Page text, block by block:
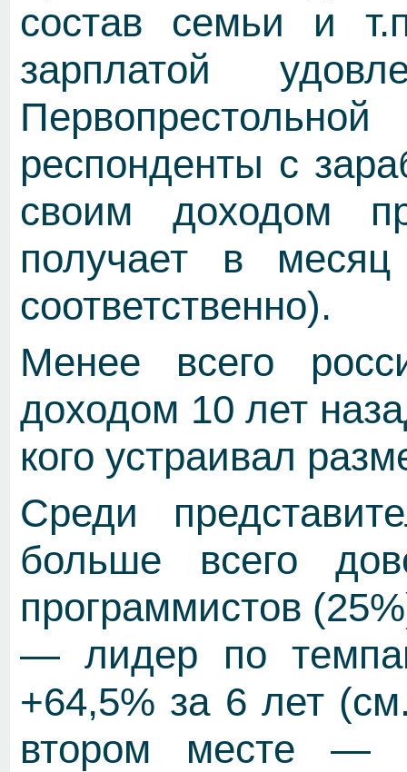
состав семьи и
зарплатой
респонденты с
своим доходом
получает в
соответственно).
Менее всего
доходом 10 лет
кого устраивал
Среди
больше всего
программистов
— лидер по
+64,5% за 6 лет
втором месте —